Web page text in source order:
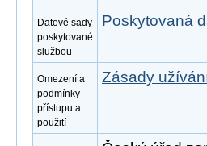
Datové sady
poskytované
službou
Poskytovaná
Omezení a
podmínky
přístupu a
použití
Zásady